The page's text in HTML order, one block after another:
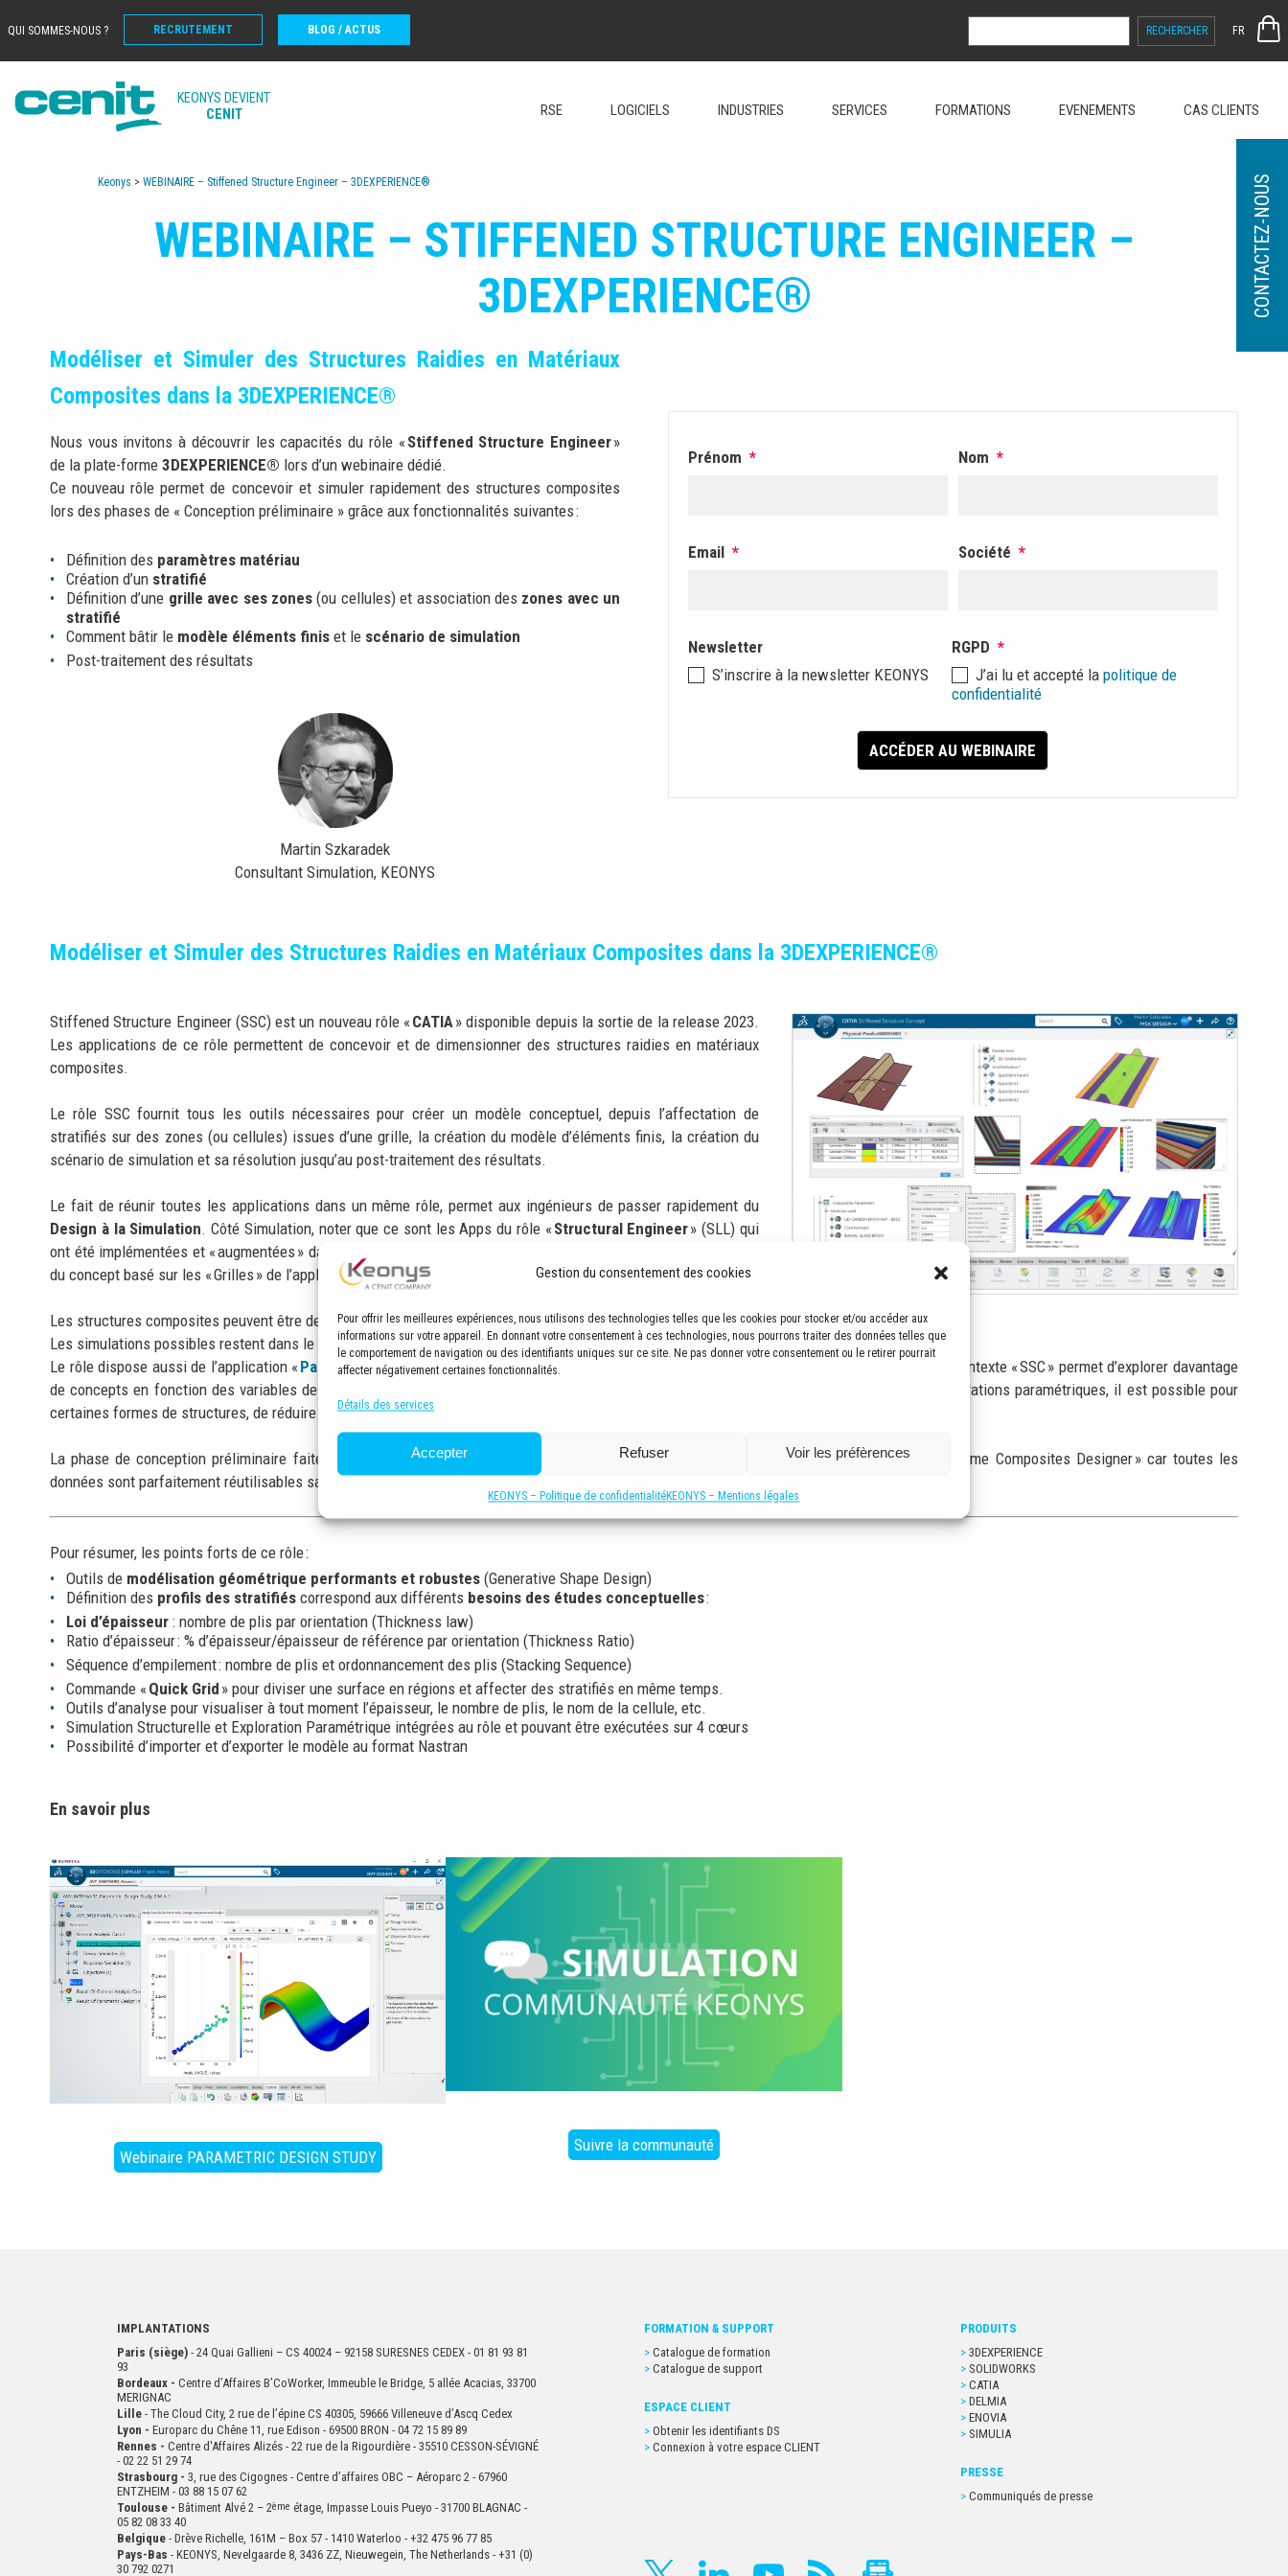
Gestion du consentement des cookies
Pour offrir les meilleures expériences, nous utilisons des technologies telles que les cookies pour stocker et/ou accéder aux
informations sur votre appareil. En donnant votre consentement à ces technologies, nous pourrons traiter des données telles que
le comportement de navigation ou des identifiants uniques sur ce site. Ne pas donner votre consentement ou le retirer pourrait
affecter négativement certaines fonctionnalités.
Détails des services
Accepter Refuser Voir les préfèrences
KEONYS – Politique de confidentialitéKEONYS – Mentions légales
QUI SOMMES-NOUS ? RECRUTEMENT BLOG / ACTUS
RECHERCHER :
FR
KEONYS DEVIENT
CENIT
RSE LOGICIELS INDUSTRIES SERVICES FORMATIONS EVENEMENTS CAS CLIENTS
CONTACTEZ-NOUS
Keonys > WEBINAIRE – Stiffened Structure Engineer – 3DEXPERIENCE®
WEBINAIRE – STIFFENED STRUCTURE ENGINEER –
3DEXPERIENCE®
Modéliser et Simuler des Structures Raidies en Matériaux
Composites dans la 3DEXPERIENCE®
Nous vous invitons à découvrir les capacités du rôle « Stiffened Structure Engineer»
de la plate-forme 3DEXPERIENCE® lors d’un webinaire dédié.
Ce nouveau rôle permet de concevoir et simuler rapidement des structures composites
lors des phases de « Conception préliminaire » grâce aux fonctionnalités suivantes :
Définition des paramètres matériau
Création d’un stratifié
Définition d’une grille avec ses zones (ou cellules) et association des zones avec un
stratifié
Comment bâtir le modèle éléments finis et le scénario de simulation
Post-traitement des résultats
Martin Szkaradek
Consultant Simulation, KEONYS
Prénom * Nom *
Email * Société *
Newsletter
S’inscrire à la newsletter KEONYS
RGPD *
J’ai lu et accepté la politique de
confidentialité
Modéliser et Simuler des Structures Raidies en Matériaux Composites dans la 3DEXPERIENCE®
Stiffened Structure Engineer (SSC) est un nouveau rôle « CATIA» disponible depuis la sortie de la release 2023.
Les applications de ce rôle permettent de concevoir et de dimensionner des structures raidies en matériaux
composites.
Le rôle SSC fournit tous les outils nécessaires pour créer un modèle conceptuel, depuis l’affectation de
stratifiés sur des zones (ou cellules) issues d’une grille, la création du modèle d’éléments finis, la création du
scénario de simulation et sa résolution jusqu’au post-traitement des résultats.
Le fait de réunir toutes les applications dans un même rôle, permet aux ingénieurs de passer rapidement du
Design à la Simulation. Côté Simulation, noter que ce sont les Apps du rôle « Structural Engineer» (SLL) qui
ont été implémentées et « augmentées » dans le rôle SSC et côté Design c’est une nouvelle application inspirée
du concept basé sur les « Grilles » de l’application «Airframe Composites Designer» (AICOA).
Les structures composites peuvent être des stratifiés et des sandwiches.
Les simulations possibles restent dans le domaine linéaire : statique, modale, flambement, réponse dynamique.
Le rôle dispose aussi de l’application « Parametric Design Study» qui a déjà fait l’objet d’un Webinaire. « Parametric Design Study » dans le contexte « SSC » permet d’explorer davantage
de concepts en fonction des variables de Design et des objectifs souhaités. Pour limiter significativement les temps de calcul lors des explorations paramétriques, il est possible pour
certaines formes de structures, de réduire le modèle 3D à un modèle poutre équivalent.
La phase de conception préliminaire faite dans SSC peut ensuite être poursuivie et augmentée dans des rôles plus avancés comme « Airframe Composites Designer » car toutes les
données sont parfaitement réutilisables sans aucun mécanisme de transfert.
Pour résumer, les points forts de ce rôle :
Outils de modélisation géométrique performants et robustes (Generative Shape Design)
Définition des profils des stratifiés correspond aux différents besoins des études conceptuelles:
Loi d’épaisseur : nombre de plis par orientation (Thickness law)
Ratio d’épaisseur : % d’épaisseur/épaisseur de référence par orientation (Thickness Ratio)
Séquence d’empilement : nombre de plis et ordonnancement des plis (Stacking Sequence)
Commande « Quick Grid » pour diviser une surface en régions et affecter des stratifiés en même temps.
Outils d’analyse pour visualiser à tout moment l’épaisseur, le nombre de plis, le nom de la cellule, etc.
Simulation Structurelle et Exploration Paramétrique intégrées au rôle et pouvant être exécutées sur 4 cœurs
Possibilité d’importer et d’exporter le modèle au format Nastran
En savoir plus
Webinaire PARAMETRIC DESIGN STUDY
Suivre la communauté
IMPLANTATIONS
Paris (siège) - 24 Quai Gallieni – CS 40024 – 92158 SURESNES CEDEX - 01 81 93 81
93
Bordeaux - Centre d’Affaires B’CoWorker, Immeuble le Bridge, 5 allée Acacias, 33700
MERIGNAC
Lille - The Cloud City, 2 rue de l’épine CS 40305, 59666 Villeneuve d’Ascq Cedex
Lyon - Europarc du Chêne 11, rue Edison - 69500 BRON - 04 72 15 89 89
Rennes - Centre d'Affaires Alizés - 22 rue de la Rigourdière - 35510 CESSON-SÉVIGNÉ
- 02 22 51 29 74
Strasbourg - 3, rue des Cigognes - Centre d’affaires OBC – Aéroparc 2 - 67960
ENTZHEIM - 03 88 15 07 62
Toulouse - Bâtiment Alvé 2 – 2ème étage, Impasse Louis Pueyo - 31700 BLAGNAC -
05 82 08 33 40
Belgique - Drève Richelle, 161M – Box 57 - 1410 Waterloo - +32 475 96 77 85
Pays-Bas - KEONYS, Nevelgaarde 8, 3436 ZZ, Nieuwegein, The Netherlands - +31 (0)
30 792 0271
FORMATION & SUPPORT
Catalogue de formation
Catalogue de support
ESPACE CLIENT
Obtenir les identifiants DS
Connexion à votre espace CLIENT
PRODUITS
3DEXPERIENCE
SOLIDWORKS
CATIA
DELMIA
ENOVIA
SIMULIA
PRESSE
Communiqués de presse